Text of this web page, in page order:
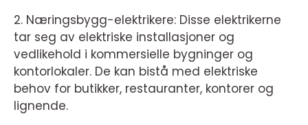
2. Næringsbygg-elektrikere: Disse elektrikerne
tar seg av elektriske installasjoner og
vedlikehold i kommersielle bygninger og
kontorlokaler. De kan bistå med elektriske
behov for butikker, restauranter, kontorer og
lignende.